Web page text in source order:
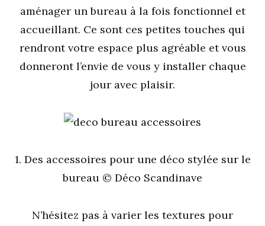
aménager un bureau à la fois fonctionnel et
accueillant. Ce sont ces petites touches qui
rendront votre espace plus agréable et vous
donneront l’envie de vous y installer chaque
jour avec plaisir.
1. Des accessoires pour une déco stylée sur le
bureau © Déco Scandinave
N’hésitez pas à varier les textures pour